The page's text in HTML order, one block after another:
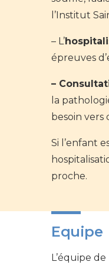
l’Institut
– L’
épreuves
–
la
besoin vers
Si l’enfant
proche.
Equipe
L’équipe